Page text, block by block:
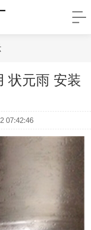
状元雨 安装
07:42:46